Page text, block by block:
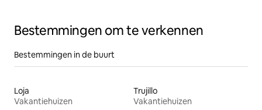
Bestemmingen om te verkennen
Bestemmingen in de buurt
Loja
Vakantiehuizen
Trujillo
Vakantiehuizen